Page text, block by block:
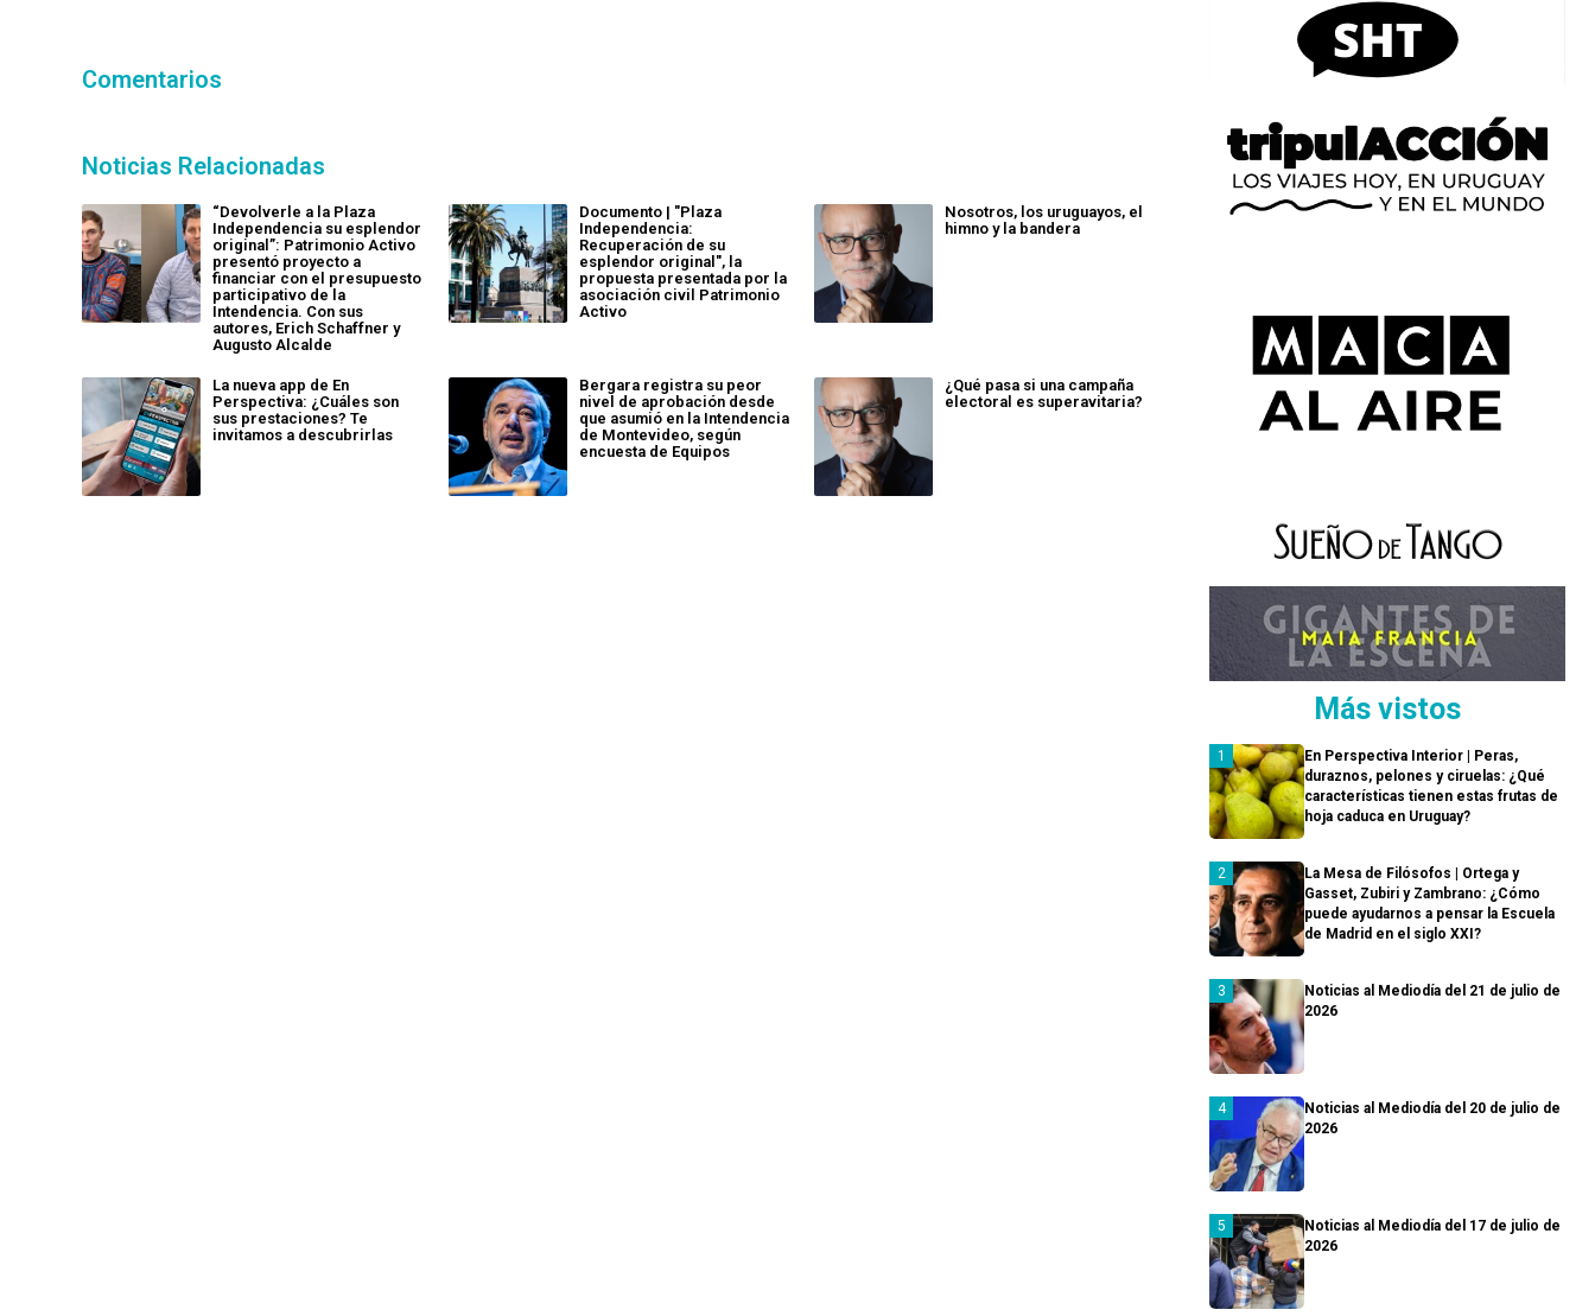
Comentarios
Noticias Relacionadas
“Devolverle a la Plaza
Independencia su esplendor
original”: Patrimonio Activo
presentó proyecto a
financiar con el presupuesto
participativo de la
Intendencia. Con sus
autores, Erich Schaffner y
Augusto Alcalde
Documento | "Plaza
Independencia:
Recuperación de su
esplendor original", la
propuesta presentada por la
asociación civil Patrimonio
Activo
Nosotros, los uruguayos, el
himno y la bandera
La nueva app de En
Perspectiva: ¿Cuáles son
sus prestaciones? Te
invitamos a descubrirlas
Bergara registra su peor
nivel de aprobación desde
que asumió en la Intendencia
de Montevideo, según
encuesta de Equipos
¿Qué pasa si una campaña
electoral es superavitaria?
Más vistos
En Perspectiva Interior | Peras,
duraznos, pelones y ciruelas: ¿Qué
características tienen estas frutas de
hoja caduca en Uruguay?
La Mesa de Filósofos | Ortega y
Gasset, Zubiri y Zambrano: ¿Cómo
puede ayudarnos a pensar la Escuela
de Madrid en el siglo XXI?
Noticias al Mediodía del 21 de julio de
2026
Noticias al Mediodía del 20 de julio de
2026
Noticias al Mediodía del 17 de julio de
2026